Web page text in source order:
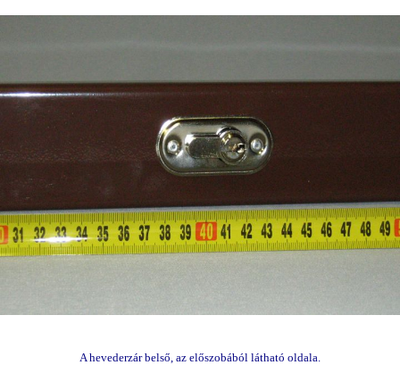
A hevederzár belső, az előszobából látható oldala.